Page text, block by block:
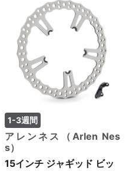
1-3週間
アレンネス（Arlen Nes
s）
15インチ ジャギッド ビッ